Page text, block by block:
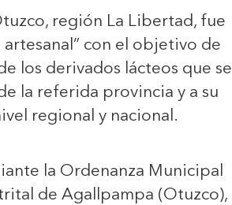
región La Libertad, fue
con el objetivo de
los derivados lácteos que se
la referida provincia y a su
regional y nacional.
la Ordenanza Municipal
de Agallpampa (Otuzco),